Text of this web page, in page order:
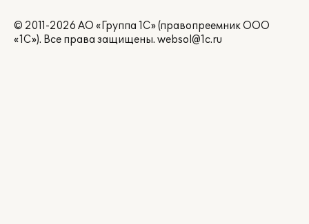
© 2011-2026 АО «Группа 1С» (правопреемник ООО
«1С»). Все права защищены. websol@1c.ru